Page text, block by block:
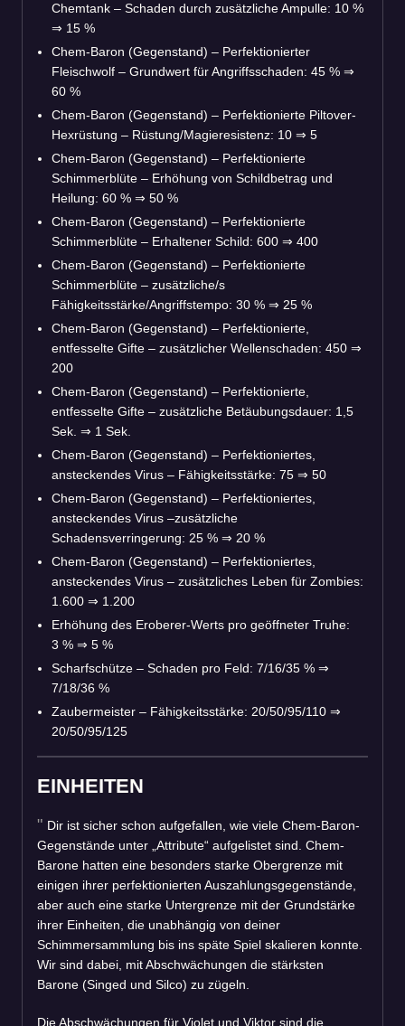
Chemtank – Schaden durch zusätzliche Ampulle: 10 %
⇒ 15 %
Chem-Baron (Gegenstand) – Perfektionierter
Fleischwolf – Grundwert für Angriffsschaden: 45 % ⇒
60 %
Chem-Baron (Gegenstand) – Perfektionierte Piltover-
Hexrüstung – Rüstung/Magieresistenz: 10 ⇒ 5
Chem-Baron (Gegenstand) – Perfektionierte
Schimmerblüte – Erhöhung von Schildbetrag und
Heilung: 60 % ⇒ 50 %
Chem-Baron (Gegenstand) – Perfektionierte
Schimmerblüte – Erhaltener Schild: 600 ⇒ 400
Chem-Baron (Gegenstand) – Perfektionierte
Schimmerblüte – zusätzliche/s
Fähigkeitsstärke/Angriffstempo: 30 % ⇒ 25 %
Chem-Baron (Gegenstand) – Perfektionierte,
entfesselte Gifte – zusätzlicher Wellenschaden: 450 ⇒
200
Chem-Baron (Gegenstand) – Perfektionierte,
entfesselte Gifte – zusätzliche Betäubungsdauer: 1,5
Sek. ⇒ 1 Sek.
Chem-Baron (Gegenstand) – Perfektioniertes,
ansteckendes Virus – Fähigkeitsstärke: 75 ⇒ 50
Chem-Baron (Gegenstand) – Perfektioniertes,
ansteckendes Virus –zusätzliche
Schadensverringerung: 25 % ⇒ 20 %
Chem-Baron (Gegenstand) – Perfektioniertes,
ansteckendes Virus – zusätzliches Leben für Zombies:
1.600 ⇒ 1.200
Erhöhung des Eroberer-Werts pro geöffneter Truhe:
3 % ⇒ 5 %
Scharfschütze – Schaden pro Feld: 7/16/35 % ⇒
7/18/36 %
Zaubermeister – Fähigkeitsstärke: 20/50/95/110 ⇒
20/50/95/125
EINHEITEN
Dir ist sicher schon aufgefallen, wie viele Chem-Baron-
Gegenstände unter „Attribute“ aufgelistet sind. Chem-
Barone hatten eine besonders starke Obergrenze mit
einigen ihrer perfektionierten Auszahlungsgegenstände,
aber auch eine starke Untergrenze mit der Grundstärke
ihrer Einheiten, die unabhängig von deiner
Schimmersammlung bis ins späte Spiel skalieren konnte.
Wir sind dabei, mit Abschwächungen die stärksten
Barone (Singed und Silco) zu zügeln.
Die Abschwächungen für Violet und Viktor sind die